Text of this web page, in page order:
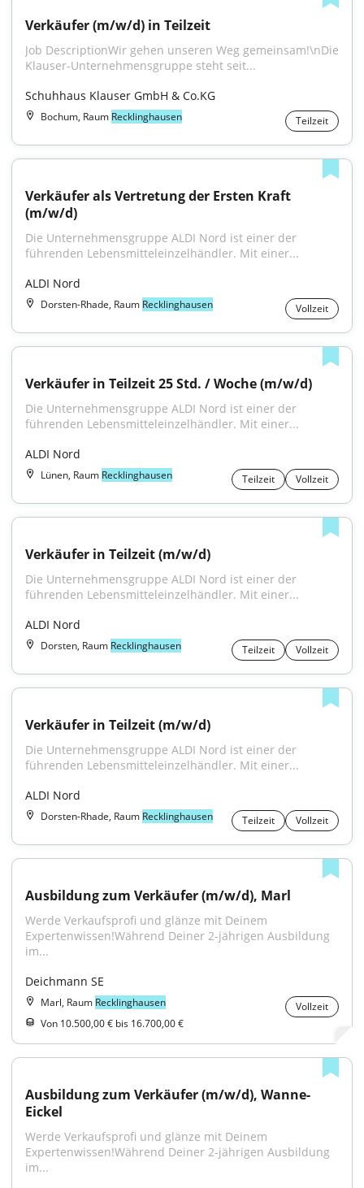
Verkäufer (m/w/d) in Teilzeit
Job DescriptionWir gehen unseren Weg gemeinsam!\nDie
Klauser-Unternehmensgruppe steht seit...
Schuhhaus Klauser GmbH & Co.KG
Bochum, Raum Recklinghausen Teilzeit
Verkäufer als Vertretung der Ersten Kraft
(m/w/d)
Die Unternehmensgruppe ALDI Nord ist einer der
führenden Lebensmitteleinzelhändler. Mit einer...
ALDI Nord
Dorsten-Rhade, Raum Recklinghausen Vollzeit
Verkäufer in Teilzeit 25 Std. / Woche (m/w/d)
Die Unternehmensgruppe ALDI Nord ist einer der
führenden Lebensmitteleinzelhändler. Mit einer...
ALDI Nord
Lünen, Raum Recklinghausen Teilzeit Vollzeit
Verkäufer in Teilzeit (m/w/d)
Die Unternehmensgruppe ALDI Nord ist einer der
führenden Lebensmitteleinzelhändler. Mit einer...
ALDI Nord
Dorsten, Raum Recklinghausen Teilzeit Vollzeit
Verkäufer in Teilzeit (m/w/d)
Die Unternehmensgruppe ALDI Nord ist einer der
führenden Lebensmitteleinzelhändler. Mit einer...
ALDI Nord
Dorsten-Rhade, Raum Recklinghausen Teilzeit Vollzeit
Ausbildung zum Verkäufer (m/w/d), Marl
Werde Verkaufsprofi und glänze mit Deinem
Expertenwissen!Während Deiner 2-jährigen Ausbildung
im...
Deichmann SE
Marl, Raum Recklinghausen
Vollzeit
Von 10.500,00 € bis 16.700,00 €
Ausbildung zum Verkäufer (m/w/d), Wanne-
Eickel
Werde Verkaufsprofi und glänze mit Deinem
Expertenwissen!Während Deiner 2-jährigen Ausbildung
im...